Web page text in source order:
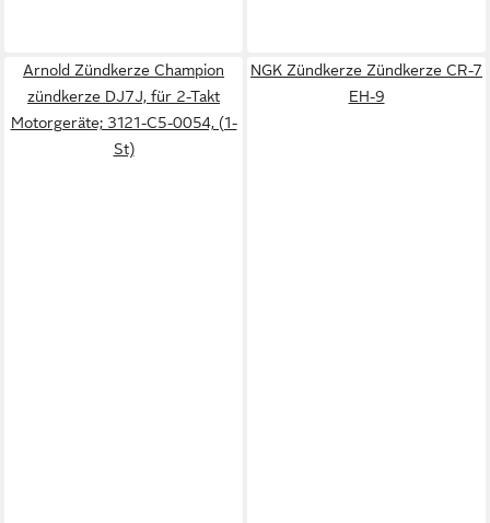
Arnold Zündkerze Champion
zündkerze DJ7J, für 2-Takt
Motorgeräte; 3121-C5-0054, (1-
St)
NGK Zündkerze Zündkerze CR-7
EH-9